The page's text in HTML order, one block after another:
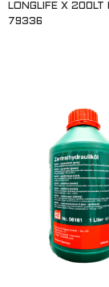
LONGLIFE X 200LT
79336